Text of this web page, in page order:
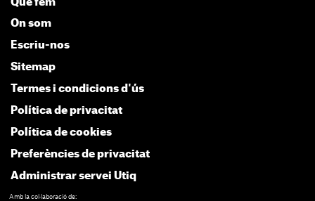
Què fem
On som
Escriu-nos
Sitemap
Termes i condicions d'ús
Política de privacitat
Política de cookies
Preferències de privacitat
Administrar servei Utiq
Amb la col·laboració de: